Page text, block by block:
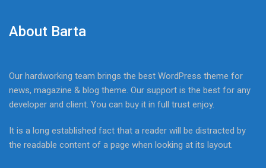
About Barta
Our hardworking team brings the best WordPress theme for
news, magazine & blog theme. Our support is the best for any
developer and client. You can buy it in full trust enjoy.
It is a long established fact that a reader will be distracted by
the readable content of a page when looking at its layout.